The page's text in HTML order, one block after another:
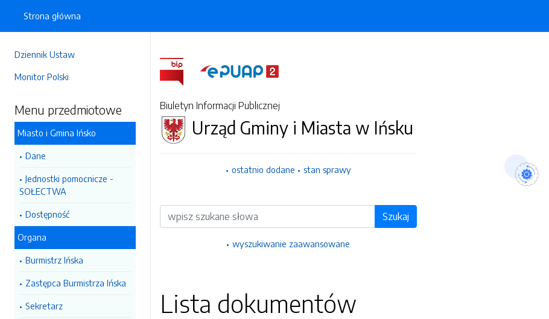
Dziennik Ustaw
Monitor Polski
Menu przedmiotowe
Miasto i Gmina Ińsko
Dane
Jednostki pomocnicze -
SOŁECTWA
Dostępność
Organa
Burmistrz Ińska
Zastępca Burmistrza Ińska
Sekretarz
Strona główna
Biuletyn Informacji Publicznej
Urząd Gminy i Miasta w Ińsku
ostatnio dodane stan sprawy
Wyszukiwarka Szukaj
wyszukiwanie zaawansowane
Lista dokumentów